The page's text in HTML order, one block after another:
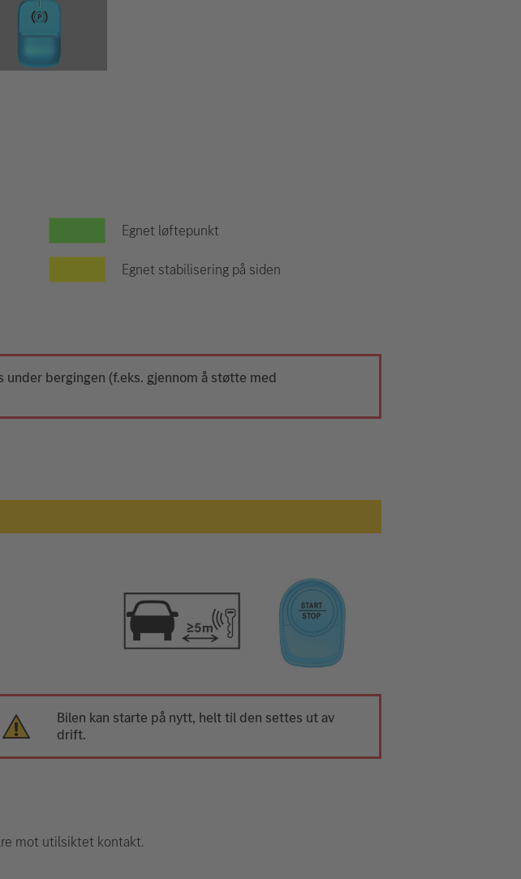
Egnet løftepunkt
Egnet stabilisering på siden
under bergingen (f.eks. gjennom å støtte med
Bilen kan starte på nytt, helt til den settes ut av
drift.
mot utilsiktet kontakt.